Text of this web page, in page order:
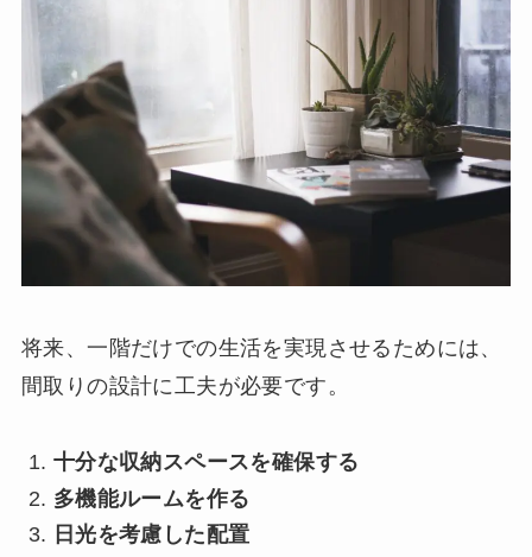
将来、一階だけでの生活を実現させるためには、
間取りの設計に工夫が必要です。
十分な収納スペースを確保する
多機能ルームを作る
日光を考慮した配置